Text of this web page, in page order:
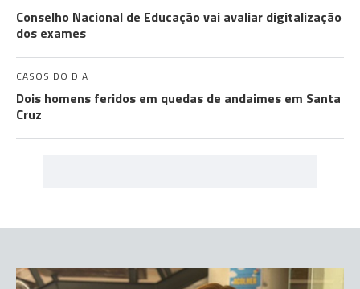
Conselho Nacional de Educação vai avaliar digitalização
dos exames
CASOS DO DIA
Dois homens feridos em quedas de andaimes em Santa
Cruz